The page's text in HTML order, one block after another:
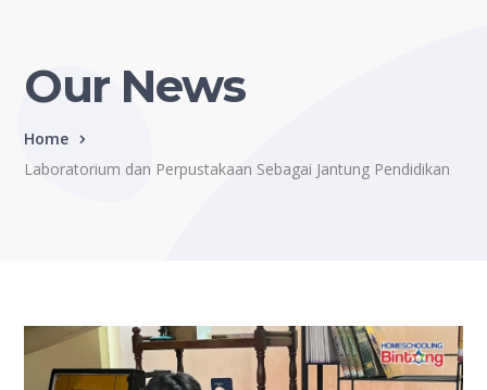
Our News
Home
Laboratorium dan Perpustakaan Sebagai Jantung Pendidikan